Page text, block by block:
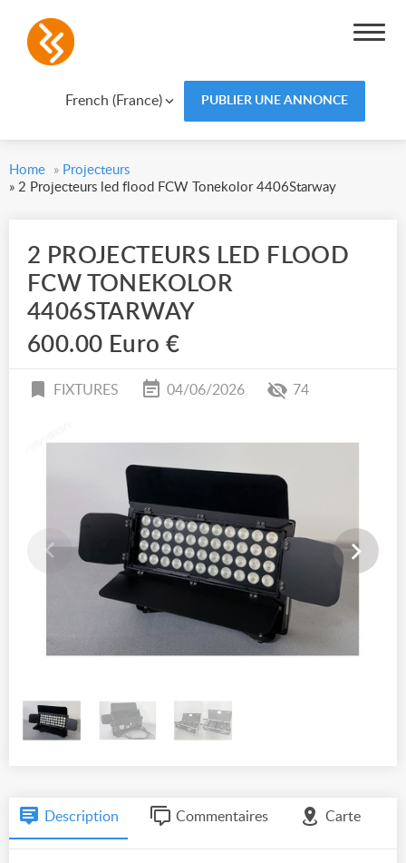
French (France) PUBLIER UNE ANNONCE
Home » Projecteurs
» 2 Projecteurs led flood FCW Tonekolor 4406Starway
2 PROJECTEURS LED FLOOD
FCW TONEKOLOR
4406STARWAY
600.00 Euro €
FIXTURES 04/06/2026 74
Description Commentaires Carte